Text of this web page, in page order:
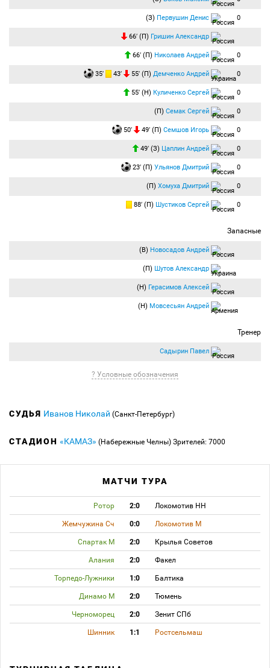
(З) Первушин Денис 0
66′ (П) Гришин Александр
66′ (П) Николаев Андрей 0
35′ 43′ 55′ (П) Демченко Андрей 0
55′ (Н) Куличенко Сергей 0
(П) Семак Сергей 0
50′ 49′ (П) Семшов Игорь 0
49′ (З) Цаплин Андрей 0
23′ (П) Ульянов Дмитрий 0
(П) Хомуха Дмитрий 0
88′ (П) Шустиков Сергей 0
Запасные
(В) Новосадов Андрей
(П) Шутов Александр
(Н) Герасимов Алексей
(Н) Мовсесьян Андрей
Тренер
Садырин Павел
? Условные обозначения
СУДЬЯ Иванов Николай (Санкт-Петербург)
СТАДИОН «КАМАЗ» (Набережные Челны) Зрителей: 7000
МАТЧИ ТУРА
Ротор 2:0 Локомотив НН
Жемчужина Сч 0:0 Локомотив М
Спартак М 2:0 Крылья Советов
Алания 2:0 Факел
Торпедо-Лужники 1:0 Балтика
Динамо М 2:0 Тюмень
Черноморец 2:0 Зенит СПб
Шинник 1:1 Ростсельмаш